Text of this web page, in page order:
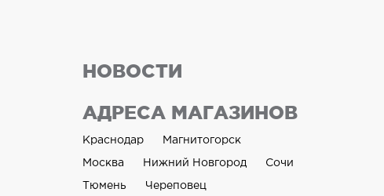
НОВОСТИ
АДРЕСА МАГАЗИНОВ
Краснодар Магнитогорск
Москва Нижний Новгород Сочи
Тюмень Череповец